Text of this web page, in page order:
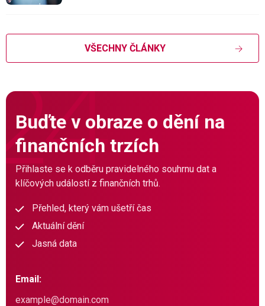
VŠECHNY ČLÁNKY
Buďte v obraze o dění na
finančních trzích
Přihlaste se k odběru pravidelného souhrnu dat a
klíčových událostí z finančních trhů.
Přehled, který vám ušetří čas
Aktuální dění
Jasná data
Email: